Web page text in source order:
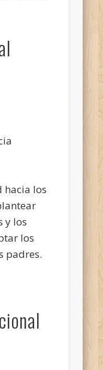
hacia los
y los
los
padres.